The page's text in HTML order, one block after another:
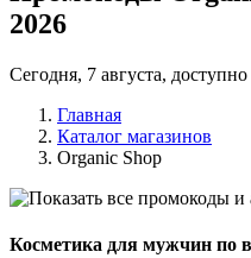
2026
Сегодня, 7 августа,
Главная
Каталог магазинов
Organic Shop
Косметика для мужчин по